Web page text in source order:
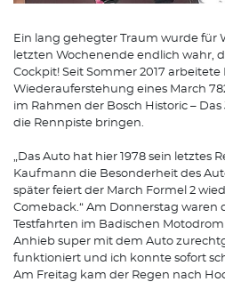
Ein lang gehegter Traum wurde für
letzten Wochenende endlich wahr,
Cockpit! Seit Sommer 2017
Wiederauferstehung eines March
im Rahmen der Bosch Historic –
die Rennpiste bringen.
„Das Auto hat hier 1978 sein letztes
Kaufmann die Besonderheit des
später feiert der March Formel 2
Comeback.“ Am Donnerstag waren
Testfahrten im Badischen
Anhieb super mit dem Auto
funktioniert und ich konnte sofort
Am Freitag kam der Regen nach